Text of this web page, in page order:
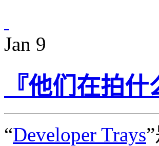
Jan 9
『他们在拍
“Developer Trays